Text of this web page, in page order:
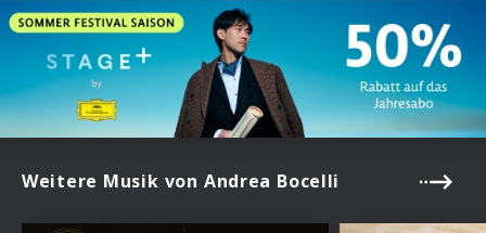
Weitere Musik von Andrea Bocelli